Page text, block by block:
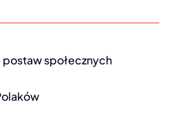
postaw społecznych